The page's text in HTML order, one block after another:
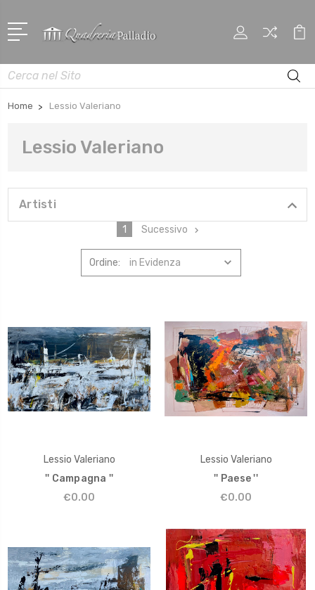
Cerca
Home Lessio Valeriano
Lessio Valeriano
Artisti
1 Sucessivo
Ordine:
Lessio Valeriano
'' Campagna ''
€0.00
Lessio Valeriano
'' Paese ''
€0.00